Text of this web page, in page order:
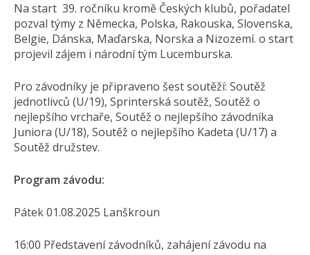
Na start 39. ročníku kromě Českých klubů, pořadatel
pozval týmy z Německa, Polska, Rakouska, Slovenska,
Belgie, Dánska, Maďarska, Norska a Nizozemí. o start
projevil zájem i národní tým Lucemburska.
Pro závodníky je připraveno šest soutěží: Soutěž
jednotlivců (U/19), Sprinterská soutěž, Soutěž o
nejlepšího vrchaře, Soutěž o nejlepšího závodníka
Juniora (U/18), Soutěž o nejlepšího Kadeta (U/17) a
Soutěž družstev.
Program závodu:
Pátek 01.08.2025 Lanškroun
16:00 Představení závodníků, zahájení závodu na